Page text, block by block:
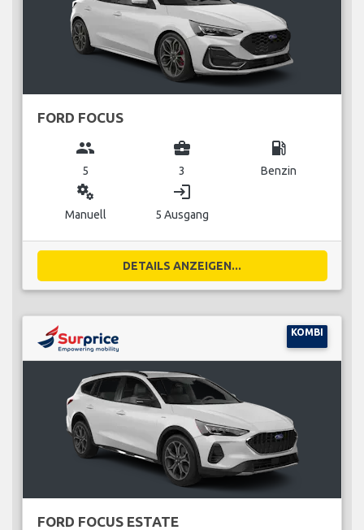
FORD FOCUS
group
5
business_center
3
local_gas_station
Benzin
miscellaneous_services
Manuell
login
5 Ausgang
DETAILS ANZEIGEN...
KOMBI
FORD FOCUS ESTATE